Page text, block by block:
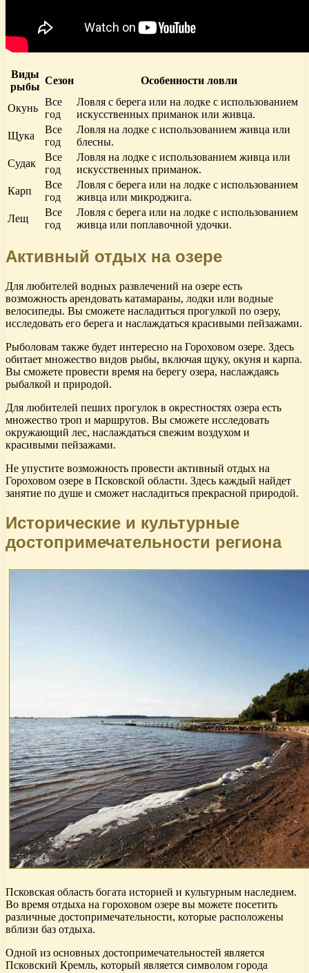
Виды
рыбы
Сезон Особенности ловли
Окунь
Все
год
Ловля с берега или на лодке с использованием
искусственных приманок или живца.
Щука
Все
год
Ловля на лодке с использованием живца или
блесны.
Судак
Все
год
Ловля на лодке с использованием живца или
искусственных приманок.
Карп
Все
год
Ловля с берега или на лодке с использованием
живца или микроджига.
Лещ
Все
год
Ловля с берега или на лодке с использованием
живца или поплавочной удочки.
Активный отдых на озере
Для любителей водных развлечений на озере есть
возможность арендовать катамараны, лодки или водные
велосипеды. Вы сможете насладиться прогулкой по озеру,
исследовать его берега и наслаждаться красивыми пейзажами.
Рыболовам также будет интересно на Гороховом озере. Здесь
обитает множество видов рыбы, включая щуку, окуня и карпа.
Вы сможете провести время на берегу озера, наслаждаясь
рыбалкой и природой.
Для любителей пеших прогулок в окрестностях озера есть
множество троп и маршрутов. Вы сможете исследовать
окружающий лес, наслаждаться свежим воздухом и
красивыми пейзажами.
Не упустите возможность провести активный отдых на
Гороховом озере в Псковской области. Здесь каждый найдет
занятие по душе и сможет насладиться прекрасной природой.
Исторические и культурные
достопримечательности региона
Псковская область богата историей и культурным наследием.
Во время отдыха на гороховом озере вы можете посетить
различные достопримечательности, которые расположены
вблизи баз отдыха.
Одной из основных достопримечательностей является
Псковский Кремль, который является символом города